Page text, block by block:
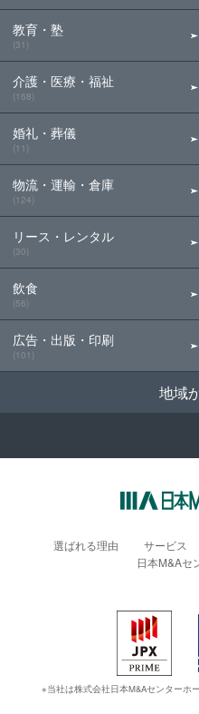
教育・塾
(31)
介護・医療・福祉
(168)
婚礼・葬儀
(11)
物流・運輸・倉庫
(124)
リース・レンタル
(30)
飲食
(56)
広告・出版・印刷
(101)
地域
選ばれる理由 サービス
日本M&Aセ
※当社は株式会社日本M&Aセンターホ